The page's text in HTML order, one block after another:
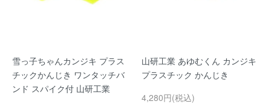
雪っ子ちゃんカンジキ プラス
チックかんじき ワンタッチバ
ンド スパイク付 山研工業
山研工業 あゆむくん カンジキ
プラスチック かんじき
4,280円(税込)